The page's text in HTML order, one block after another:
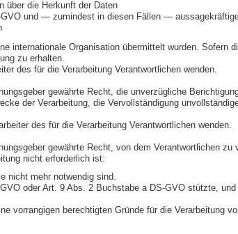
über die Herkunft der Daten
und — zumindest in diesen Fällen —
internationale Organisation übermittelt wurden. Sofern
zu erhalten.
des für die Verarbeitung Verantwortlichen wenden.
gewährte Recht, die unverzügliche
der Verarbeitung, die Vervollständigung
des für die Verarbeitung Verantwortlichen wenden.
gewährte Recht, von dem Verantwortlichen
nicht erforderlich ist:
nicht mehr notwendig sind.
oder Art. 9 Abs. 2 Buchstabe a DS-GVO stützte,
vorrangigen berechtigten Gründe für die Verarbeitung